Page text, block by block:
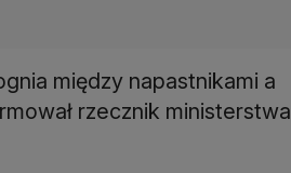
między napastnikami a
rzecznik ministerstwa